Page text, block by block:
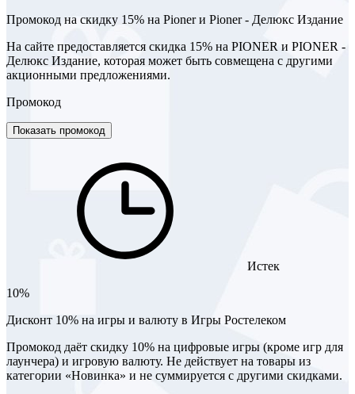
Промокод на скидку 15% на Pioner и Pioner - Делюкс Издание
На сайте предоставляется скидка 15% на PIONER и PIONER -
Делюкс Издание, которая может быть совмещена с другими
акционными предложениями.
Промокод
Показать промокод
Истек
10%
Дисконт 10% на игры и валюту в Игры Ростелеком
Промокод даёт скидку 10% на цифровые игры (кроме игр для
лаунчера) и игровую валюту. Не действует на товары из
категории «Новинка» и не суммируется с другими скидками.